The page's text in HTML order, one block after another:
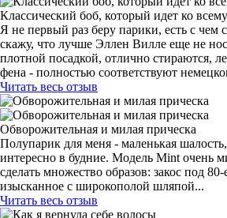
Классический боб, который идет ко всему
Я не первый раз беру парики, есть с чем
скажу, что лучше Эллен Вилле еще не
плотной посадкой, отлично стираются,
фена - полностью соответствуют
Читать весь отзыв
Обворожительная и милая прическа
Полупарик для меня - маленькая
интересно в будние. Модель Mint очень
сделать множество образов: закос под
изысканное с широкополой шляпой...
Читать весь отзыв